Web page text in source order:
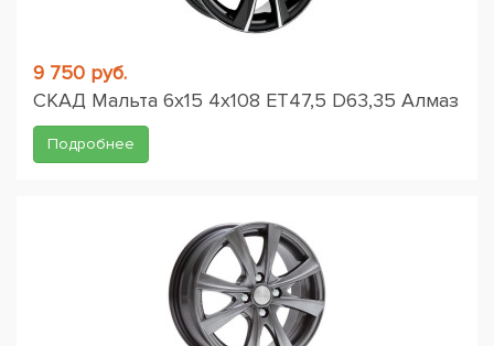
9 750 руб.
СКАД Мальта 6x15 4x108 ET47,5 D63,35 Алмаз
Подробнее